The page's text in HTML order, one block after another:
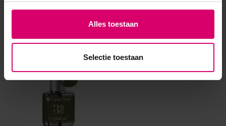
Alles toestaan
Selectie toestaan